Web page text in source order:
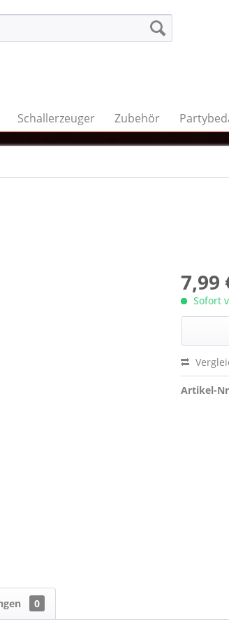
Schallerzeuger Zubehör
7,99
Sofort
Artikel-
0